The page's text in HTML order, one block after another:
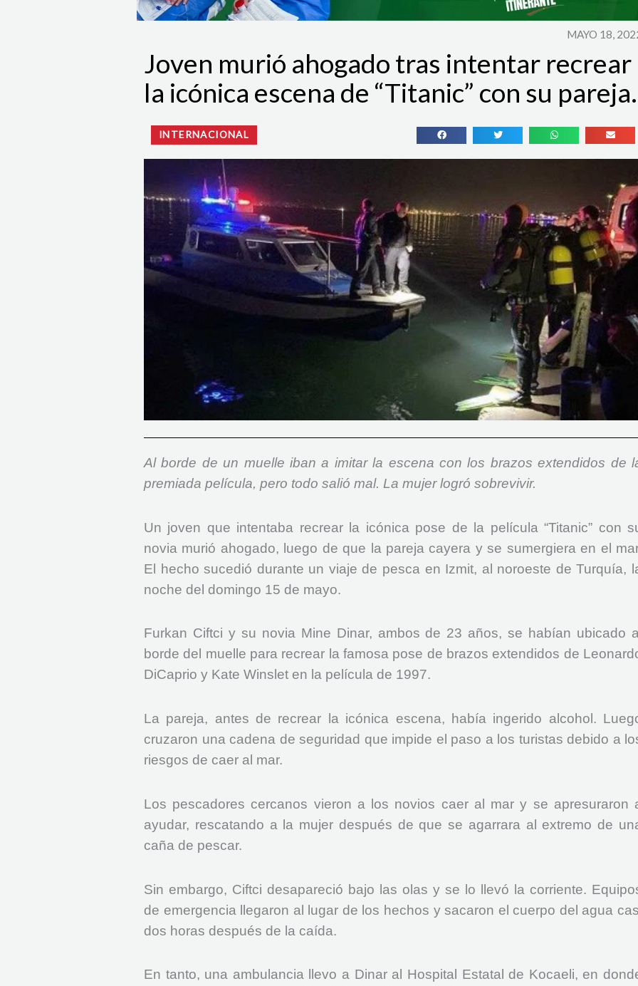
MAYO 18,
Joven murió ahogado tras intentar recrear
la icónica escena de “Titanic” con su pareja.
INTERNACIONAL
Al borde de un muelle iban a imitar la escena con los brazos extendidos de
premiada película, pero todo salió mal. La mujer logró sobrevivir.
Un joven que intentaba recrear la icónica pose de la película “Titanic” con
novia murió ahogado, luego de que la pareja cayera y se sumergiera en el
El hecho sucedió durante un viaje de pesca en Izmit, al noroeste de Turquía,
noche del domingo 15 de mayo.
Furkan Ciftci y su novia Mine Dinar, ambos de 23 años, se habían ubicado
borde del muelle para recrear la famosa pose de brazos extendidos de
DiCaprio y Kate Winslet en la película de 1997.
La pareja, antes de recrear la icónica escena, había ingerido alcohol.
cruzaron una cadena de seguridad que impide el paso a los turistas debido a
riesgos de caer al mar.
Los pescadores cercanos vieron a los novios caer al mar y se apresuraron
ayudar, rescatando a la mujer después de que se agarrara al extremo de
caña de pescar.
Sin embargo, Ciftci desapareció bajo las olas y se lo llevó la corriente.
de emergencia llegaron al lugar de los hechos y sacaron el cuerpo del agua
dos horas después de la caída.
En tanto, una ambulancia llevo a Dinar al Hospital Estatal de Kocaeli, en